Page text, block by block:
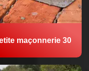
maçonnerie 30